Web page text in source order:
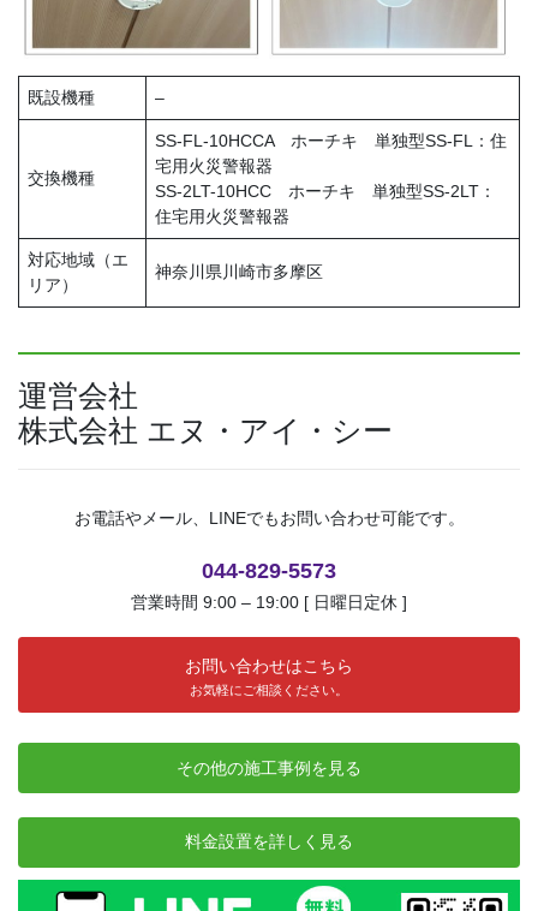
既設機種 –
交換機種
SS-FL-10HCCA ホーチキ 単独型SS-FL：住
宅用火災警報器
SS-2LT-10HCC ホーチキ 単独型SS-2LT：
住宅用火災警報器
対応地域（エ
リア）
神奈川県川崎市多摩区
運営会社
株式会社 エヌ・アイ・シー
お電話やメール、LINEでもお問い合わせ可能です。
044-829-5573
営業時間 9:00 – 19:00 [ 日曜日定休 ]
お問い合わせはこちら
お気軽にご相談ください。
その他の施工事例を見る
料金設置を詳しく見る